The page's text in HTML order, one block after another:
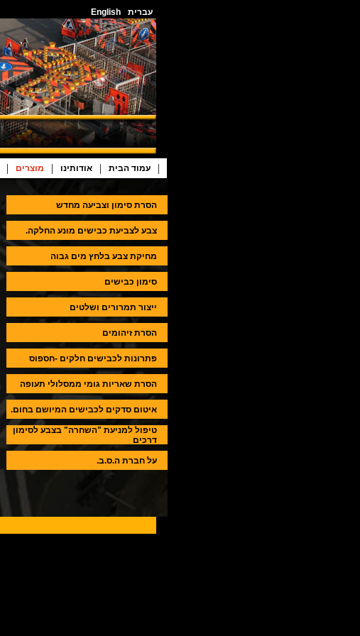
עברית English
| מוצרים | אודותינו | עמוד הבית |
הסרת סימון וצביעה מחדש
צבע לצביעת כבישים מונע החלקה.
מחיקת צבע בלחץ מים גבוה
סימון כבישים
ייצור תמרורים ושלטים
הסרת זיהומים
פתרונות לכבישים חלקים -חספוס
הסרת שאריות גומי ממסלולי תעופה
איטום סדקים לכבישים המיושם בחום.
טיפול למניעת "השחרה" בצבע לסימון
דרכים
על חברת ה.ס.ב.